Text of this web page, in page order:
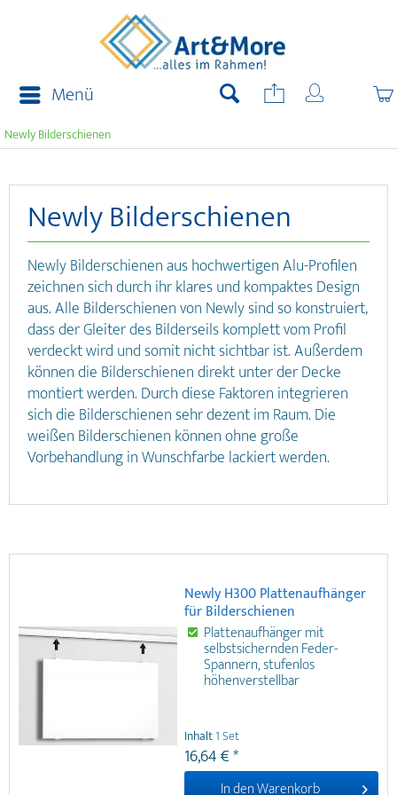
Menü
Newly Bilderschienen
Newly Bilderschienen
Newly Bilderschienen aus hochwertigen Alu-Profilen
zeichnen sich durch ihr klares und kompaktes Design
aus. Alle Bilderschienen von Newly sind so konstruiert,
dass der Gleiter des Bilderseils komplett vom Profil
verdeckt wird und somit nicht sichtbar ist. Außerdem
können die Bilderschienen direkt unter der Decke
montiert werden. Durch diese Faktoren integrieren
sich die Bilderschienen sehr dezent im Raum. Die
weißen Bilderschienen können ohne große
Vorbehandlung in Wunschfarbe lackiert werden.
Newly H300 Plattenaufhänger
für Bilderschienen
Plattenaufhänger mit
selbstsichernden Feder-
Spannern, stufenlos
höhenverstellbar
Bilderschienen-Systeme
geeignet
für Plattenstärken von 3-6
mm und 2 mm Bilderseile
Inhalt1 Set
16,64 € *
In denWarenkorb